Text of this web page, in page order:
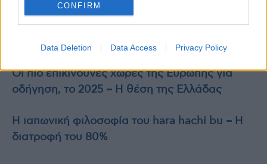
CONFIRM
Data Deletion Data Access Privacy Policy
Διαβάστε επίσης
Οι πιο επικίνδυνες χώρες της Ευρώπης για
οδήγηση, το 2025 – Η θέση της Ελλάδας
Η ιαπωνική φιλοσοφία του hara hachi bu – Η
διατροφή του 80%